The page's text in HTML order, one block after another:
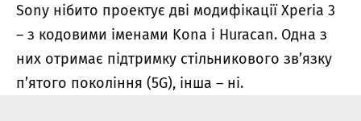
Sony нібито проектує дві модифікації Xperia 3
– з кодовими іменами Kona і Huracan. Одна з
них отримає підтримку стільникового зв’язку
п’ятого покоління (5G), інша – ні.